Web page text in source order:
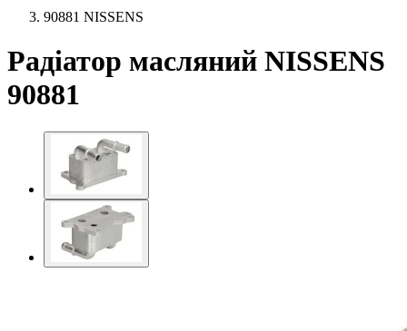
90881 NISSENS
Радіатор масляний NISSENS
90881